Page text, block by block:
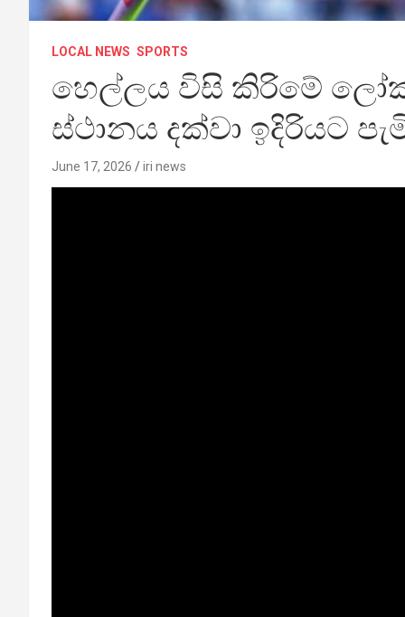
LOCAL NEWS SPORTS
හෙල්ලය විසි කිරිමේ
ස්ථානය දක්වා ඉදිරියට
June 17, 2026 iri news